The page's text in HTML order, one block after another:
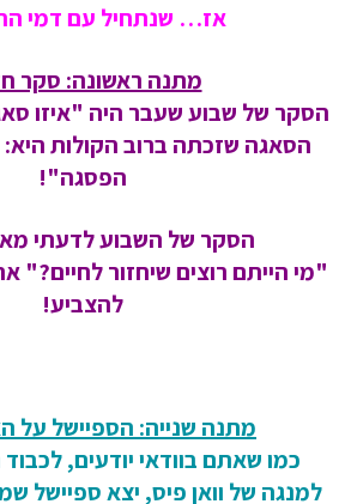
אז… שנתחיל עם דמי
מתנה ראשונה: סקר
הסקר של שבוע שעבר היה "איזו
הסאגה שזכתה ברוב הקולות
הפסגה"!
הסקר של השבוע לדעתי
"מי הייתם רוצים שיחזור לחיים?"
להצביע!
מתנה שנייה: הספיישל על
למנגה של וואן פיס, יצא